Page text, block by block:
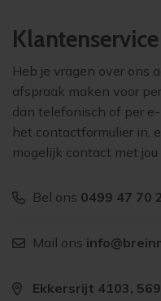
Klantenservice
Heb je vragen over ons
afspraak maken voor
dan telefonisch of per
het contactformulier in,
mogelijk contact met jou
Bel ons 0499 47 70
Mail ons
Ekkersrijt 4103,